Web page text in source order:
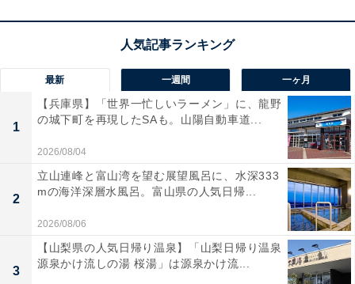
最新 一週間 一ヶ月
1
【兵庫県】「世界一忙しいラーメン」に、龍野
の城下町を再現したSAも。山陽自動車道...
2026/08/04
2
立山連峰と富山湾を望む展望風呂に、水深333
mの海洋深層水風呂。富山県の人気日帰...
2026/08/06
3
【山梨県の人気日帰り温泉】「山梨日帰り温泉
源泉かけ流しの湯 桜湯」は源泉かけ流...